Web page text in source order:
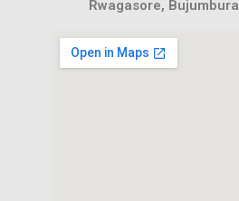
Rwagasore, Bujumbura